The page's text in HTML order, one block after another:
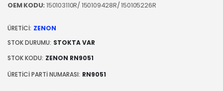
OEM KODU:150103110R/ 150109428R/ 150105226R
ÜRETICI: ZENON
STOK DURUMU: STOKTA VAR
STOK KODU: ZENON RN9051
ÜRETICI PARTI NUMARASI: RN9051